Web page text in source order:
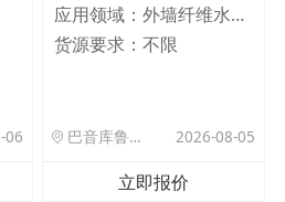
06
应用领域：
外墙纤维水泥板
货源要求：不限
巴音库鲁提镇,托帕口岸六号库房 2026-08-05
立即报价